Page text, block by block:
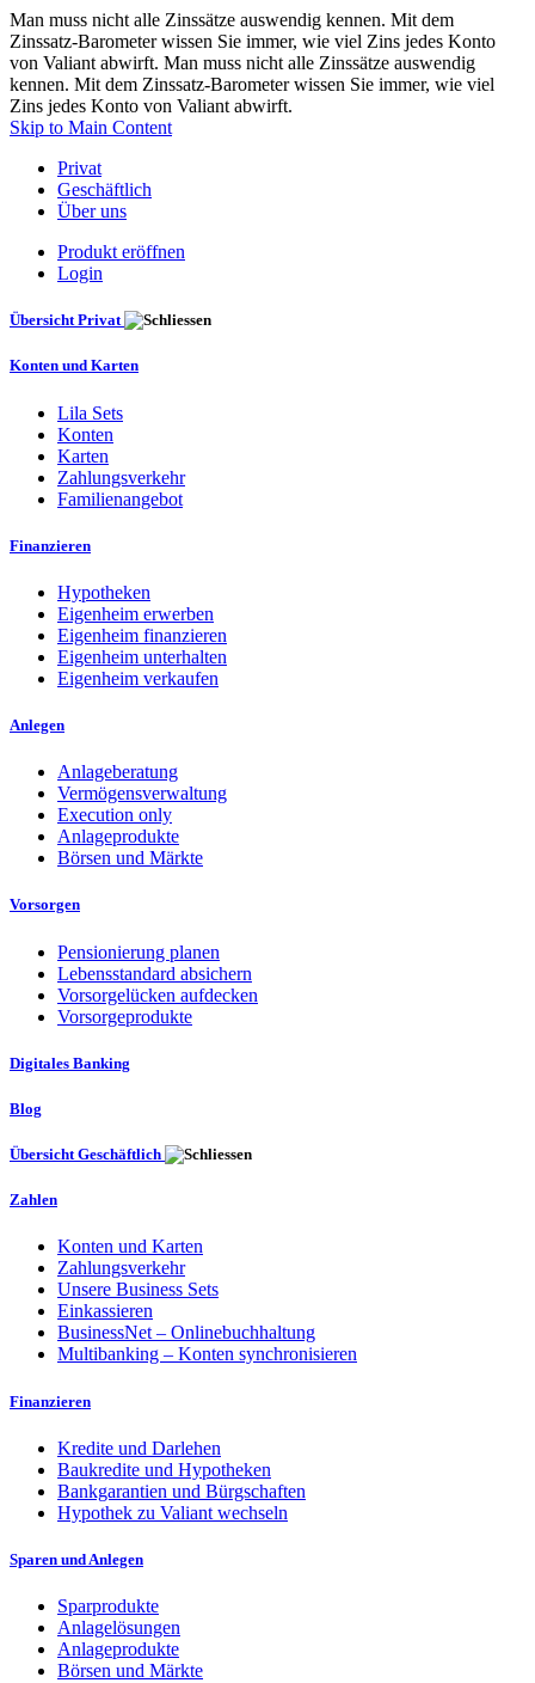
Man muss nicht alle Zinssätze auswendig kennen. Mit dem
Zinssatz-Barometer wissen Sie immer, wie viel Zins jedes Konto
von Valiant abwirft. Man muss nicht alle Zinssätze auswendig
kennen. Mit dem Zinssatz-Barometer wissen Sie immer, wie viel
Zins jedes Konto von Valiant abwirft.
Skip to Main Content
Privat
Geschäftlich
Über uns
Produkt eröffnen
Login
Übersicht Privat
Konten und Karten
Lila Sets
Konten
Karten
Zahlungsverkehr
Familienangebot
Finanzieren
Hypotheken
Eigenheim erwerben
Eigenheim finanzieren
Eigenheim unterhalten
Eigenheim verkaufen
Anlegen
Anlageberatung
Vermögensverwaltung
Execution only
Anlageprodukte
Börsen und Märkte
Vorsorgen
Pensionierung planen
Lebensstandard absichern
Vorsorgelücken aufdecken
Vorsorgeprodukte
Digitales Banking
Blog
Übersicht Geschäftlich
Zahlen
Konten und Karten
Zahlungsverkehr
Unsere Business Sets
Einkassieren
BusinessNet – Onlinebuchhaltung
Multibanking – Konten synchronisieren
Finanzieren
Kredite und Darlehen
Baukredite und Hypotheken
Bankgarantien und Bürgschaften
Hypothek zu Valiant wechseln
Sparen und Anlegen
Sparprodukte
Anlagelösungen
Anlageprodukte
Börsen und Märkte